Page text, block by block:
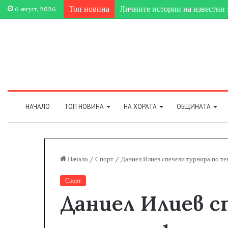
6 август, 2026 Топ новина Личните истории на известни
НАЧАЛО ТОП НОВИНА НА ХОРАТА ОБЩИНАТА
Начало / Спорт / Даниел Илиев спечели турнира по
Спорт
Даниел Илиев